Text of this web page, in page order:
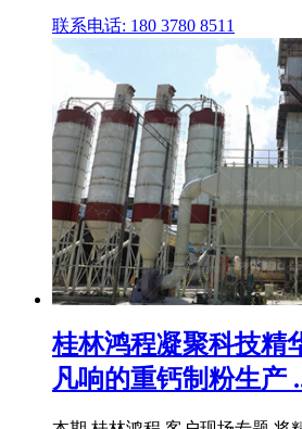
联系电话: 180 3780 8511
桂林鸿程凝聚科技精
凡响的重钙制粉生产